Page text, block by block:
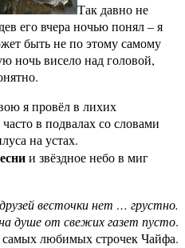
Так давно не
его вчера ночью понял – я
быть не по этому самому
ночь висело над головой,
я провёл в лихих
в подвалах со словами
на устах.
и звёздное небо в миг
весточки нет … грустно.
душе от свежих газет пусто.
любимых строчек Чайфа.